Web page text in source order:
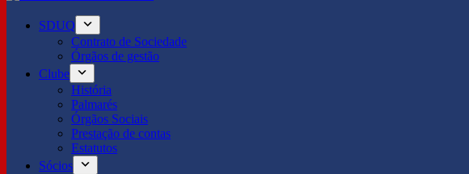
SDUQ
Contrato de Sociedade
Órgãos de gestão
Clube
História
Palmarés
Órgãos Sociais
Prestação de contas
Estatutos
Sócios